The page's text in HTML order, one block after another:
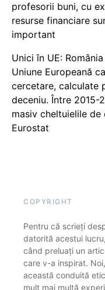
profesorii buni, cu
resurse financiare
important
Unici în UE:
Uniune Europeană
cercetare, calculate
deceniu. Între 2015-
masiv cheltuielile
Eurostat
COPYRIGHT
Pentru că scrieți
datorită acestui
când preluați un
care v-a inspirat.
această conduită
mult mai multă